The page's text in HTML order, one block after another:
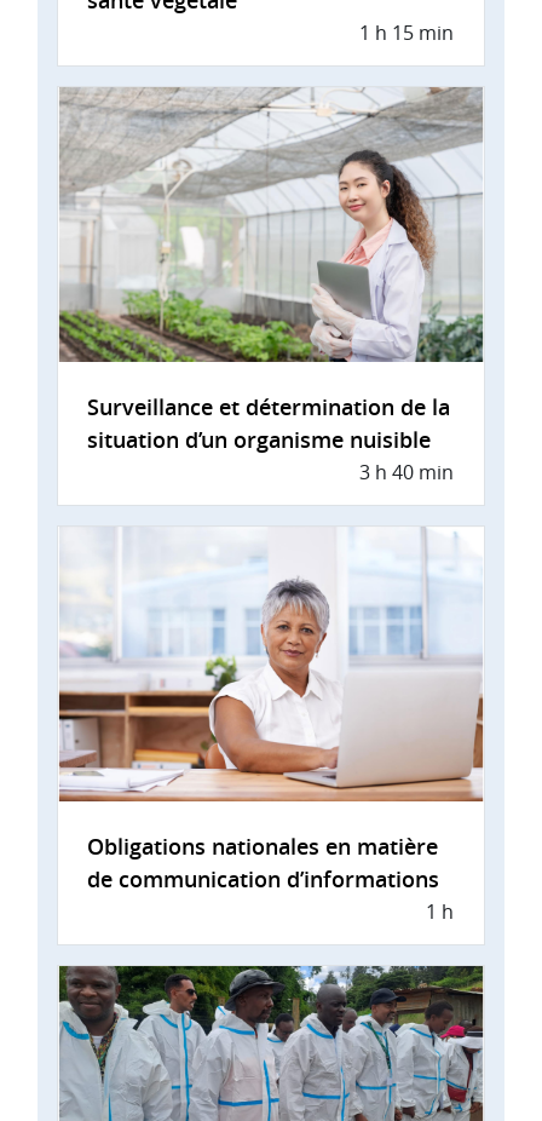
1 h 15 min
Surveillance et détermination de la
situation d’un organisme nuisible
3 h 40 min
Obligations nationales en matière
de communication d’informations
1 h